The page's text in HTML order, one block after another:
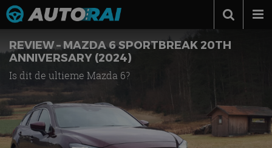
Autonieuws
Podcast
Autotests
Automerken
Adverteren
REVIEW – MAZDA 6 SPORTBREAK 20TH
ANNIVERSARY (2024)
Is dit de ultieme Mazda 6?